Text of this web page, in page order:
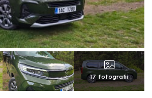
17 fotografií